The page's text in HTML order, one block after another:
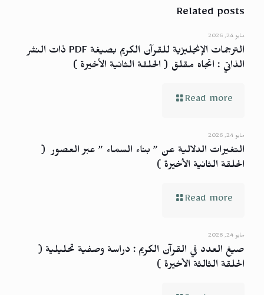
Related posts
مايو 24, 2026
الترجمات الإنجليزية للقرآن الكريم بصيغة PDF ذات النشر
الذاتي : اتجاه مقلق ( الحلقة الثانية الأخيرة )
Read more
مايو 24, 2026
التغيرات الدلالية عن ” بناء السماء ” عبر العصور (
الحلقة الثانية الأخيرة )
Read more
مايو 24, 2026
صيغ العدد في القرآن الكريم : دراسة وصفية تحليلية (
الحلقة الثالثة الأخيرة )